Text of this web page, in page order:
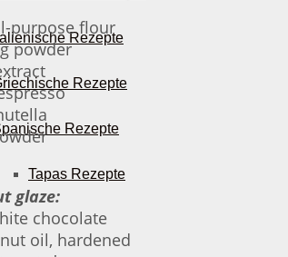
Rezepte
Rezepte
Rezepte
Tapas Rezepte
purpose flour
powder
glaze:
chocolate
oil, hardened